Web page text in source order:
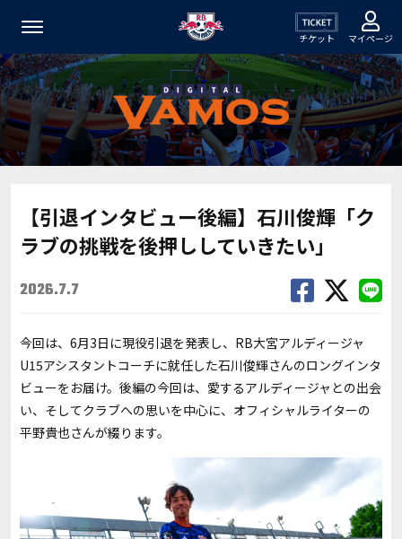
チケット マイページ
【引退インタビュー後編】石川俊輝「ク
ラブの挑戦を後押ししていきたい」
2026.7.7
今回は、6月3日に現役引退を発表し、RB大宮アルディージャ
U15アシスタントコーチに就任した石川俊輝さんのロングインタ
ビューをお届け。後編の今回は、愛するアルディージャとの出会
い、そしてクラブへの思いを中心に、オフィシャルライターの
平野貴也さんが綴ります。